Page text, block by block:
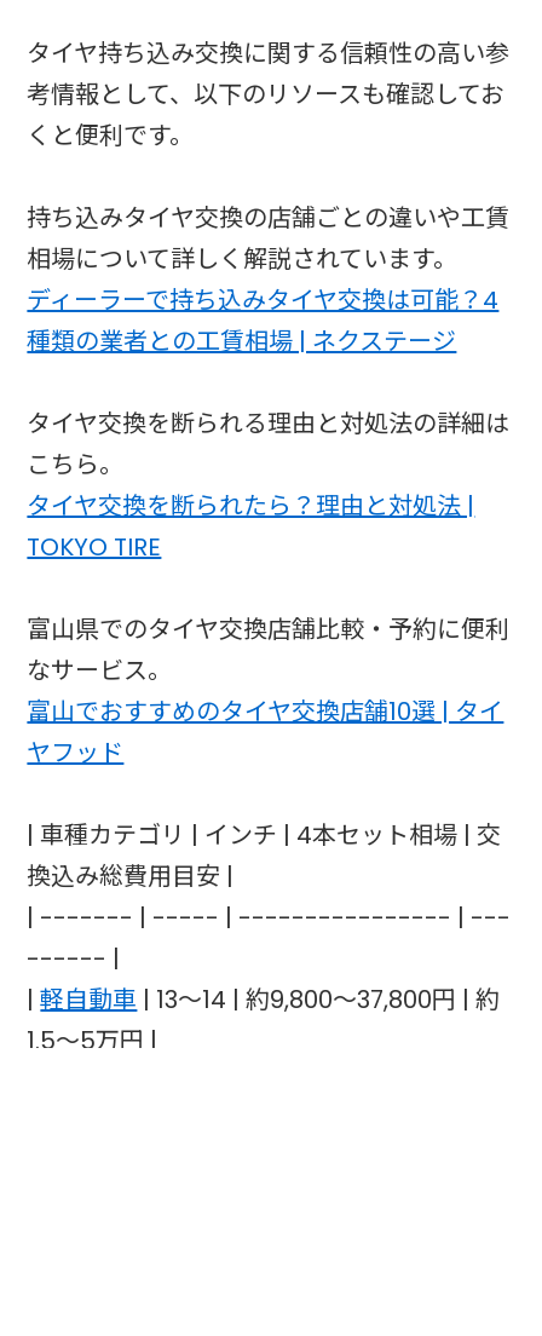
タイヤ持ち込み交換に関する信頼性の高い参
考情報として、以下のリソースも確認してお
くと便利です。
持ち込みタイヤ交換の店舗ごとの違いや工賃
相場について詳しく解説されています。
ディーラーで持ち込みタイヤ交換は可能？4
種類の業者との工賃相場 | ネクステージ
タイヤ交換を断られる理由と対処法の詳細は
こちら。
タイヤ交換を断られたら？理由と対処法 |
TOKYO TIRE
富山県でのタイヤ交換店舗比較・予約に便利
なサービス。
富山でおすすめのタイヤ交換店舗10選 | タイ
ヤフッド
| 車種カテゴリ | インチ | 4本セット相場 | 交
換込み総費用目安 |
| ------- | ----- | ---------------- | ---
------ |
|軽自動車 | 13〜14 | 約9,800〜37,800円 | 約
1.5〜5万円 |